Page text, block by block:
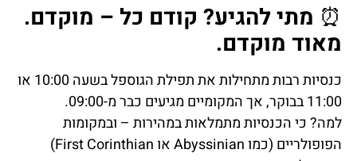
⏰ מתי להגיע? קודם כל – מוקדם.
מאוד מוקדם.
כנסיות רבות מתחילות את תפילת הגוספל בשעה 10:00 או
11:00 בבוקר, אך המקומיים מגיעים כבר מ-09:00.
למה? כי הכנסיות מתמלאות במהירות – ובמקומות
הפופולריים (כמו Abyssinian או First Corinthian)